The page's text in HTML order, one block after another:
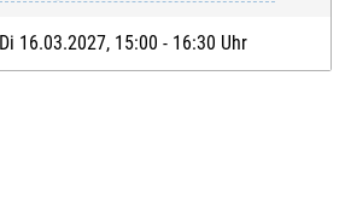
Di 16.03.2027, 15:00 - 16:30 Uhr